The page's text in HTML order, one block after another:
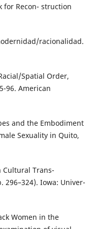
for Recon- struction
racionalidad.
Spatial Order,
96. American
and the Embodiment
Sexuality in Quito,
Cultural Trans-
296–324). Iowa: Univer-
Women in the